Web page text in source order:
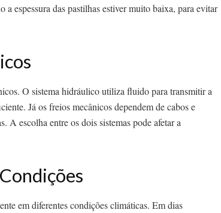
espessura das pastilhas estiver muito baixa, para evitar
O sistema hidráulico utiliza fluido para transmitir a
Já os freios mecânicos dependem de cabos e
A escolha entre os dois sistemas pode afetar a
em diferentes condições climáticas. Em dias